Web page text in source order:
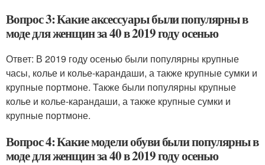
Вопрос 3: Какие аксессуары были популярны в
моде для женщин за 40 в 2019 году осенью
Ответ: В 2019 году осенью были популярны крупные
часы, колье и колье-карандаши, а также крупные сумки и
крупные портмоне. Также были популярны крупные
колье и колье-карандаши, а также крупные сумки и
крупные портмоне.
Вопрос 4: Какие модели обуви были популярны в
моде для женщин за 40 в 2019 году осенью